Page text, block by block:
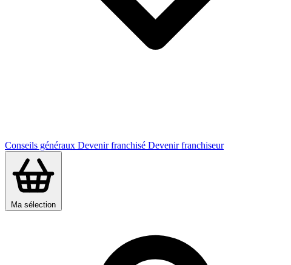
Conseils généraux Devenir franchisé Devenir franchiseur
Ma sélection